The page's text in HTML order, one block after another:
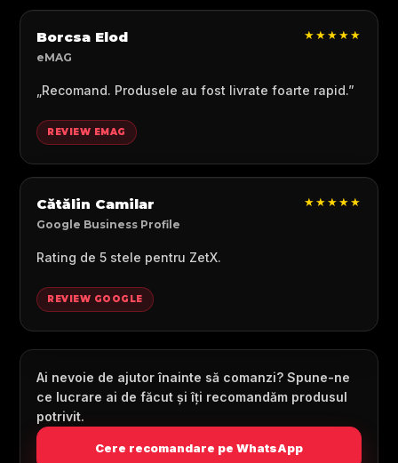
Borcsa Elod
eMAG
★★★★★
„Recomand. Produsele au fost livrate foarte rapid.”
REVIEW EMAG
Cătălin Camilar
Google Business Profile
★★★★★
Rating de 5 stele pentru ZetX.
REVIEW GOOGLE
Ai nevoie de ajutor înainte să comanzi? Spune-ne
ce lucrare ai de făcut și îți recomandăm produsul
potrivit.
Cere recomandare pe WhatsApp